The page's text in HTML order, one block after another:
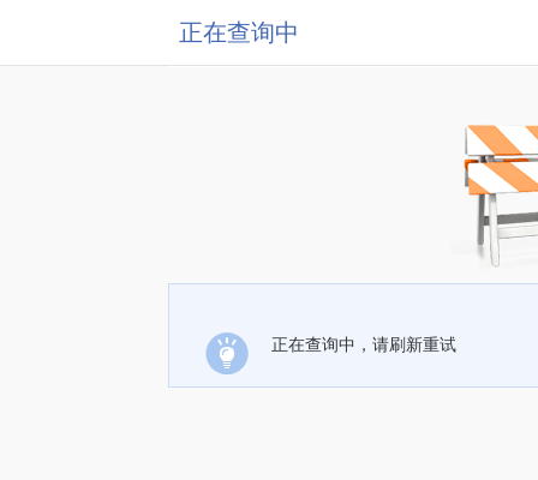
正在查询中
正在查询中，请刷新重试